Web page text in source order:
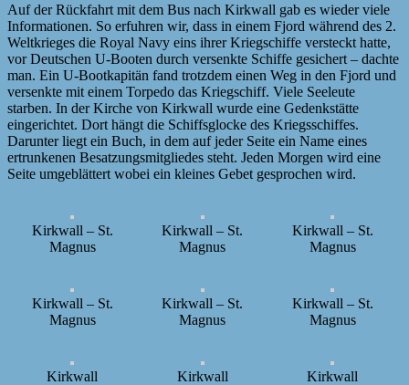
Auf der Rückfahrt mit dem Bus nach Kirkwall gab es wieder viele
Informationen. So erfuhren wir, dass in einem Fjord während des 2.
Weltkrieges die Royal Navy eins ihrer Kriegschiffe versteckt hatte,
vor Deutschen U-Booten durch versenkte Schiffe gesichert – dachte
man. Ein U-Bootkapitän fand trotzdem einen Weg in den Fjord und
versenkte mit einem Torpedo das Kriegschiff. Viele Seeleute
starben. In der Kirche von Kirkwall wurde eine Gedenkstätte
eingerichtet. Dort hängt die Schiffsglocke des Kriegsschiffes.
Darunter liegt ein Buch, in dem auf jeder Seite ein Name eines
ertrunkenen Besatzungsmitgliedes steht. Jeden Morgen wird eine
Seite umgeblättert wobei ein kleines Gebet gesprochen wird.
Kirkwall – St.
Magnus
Kirkwall – St.
Magnus
Kirkwall – St.
Magnus
Kirkwall – St.
Magnus
Kirkwall – St.
Magnus
Kirkwall – St.
Magnus
Kirkwall Kirkwall Kirkwall